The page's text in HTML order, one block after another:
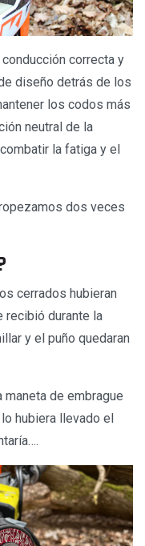
correcta y
diseño detrás de los
los codos más
neutral de la
la fatiga y el
dos veces
cerrados hubieran
recibió durante la
y el puño quedaran
maneta de embrague
hubiera llevado el